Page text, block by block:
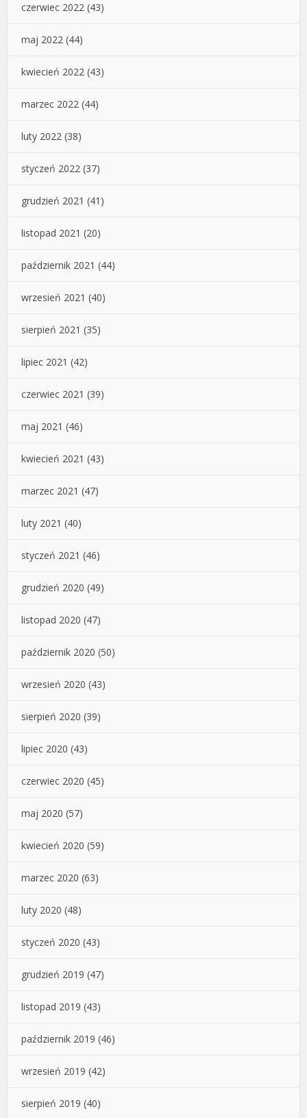
czerwiec 2022 (43)
maj 2022 (44)
kwiecień 2022 (43)
marzec 2022 (44)
luty 2022 (38)
styczeń 2022 (37)
grudzień 2021 (41)
listopad 2021 (20)
październik 2021 (44)
wrzesień 2021 (40)
sierpień 2021 (35)
lipiec 2021 (42)
czerwiec 2021 (39)
maj 2021 (46)
kwiecień 2021 (43)
marzec 2021 (47)
luty 2021 (40)
styczeń 2021 (46)
grudzień 2020 (49)
listopad 2020 (47)
październik 2020 (50)
wrzesień 2020 (43)
sierpień 2020 (39)
lipiec 2020 (43)
czerwiec 2020 (45)
maj 2020 (57)
kwiecień 2020 (59)
marzec 2020 (63)
luty 2020 (48)
styczeń 2020 (43)
grudzień 2019 (47)
listopad 2019 (43)
październik 2019 (46)
wrzesień 2019 (42)
sierpień 2019 (40)